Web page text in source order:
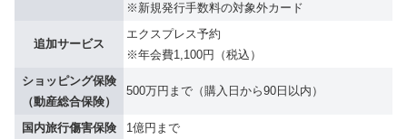
※新規発行手数料の対象外カード
追加サービス
エクスプレス予約
※年会費1,100円（税込）
ショッピング保険
（動産総合保険）
500万円まで（購入日から90日以内）
国内旅行傷害保険
1億円まで